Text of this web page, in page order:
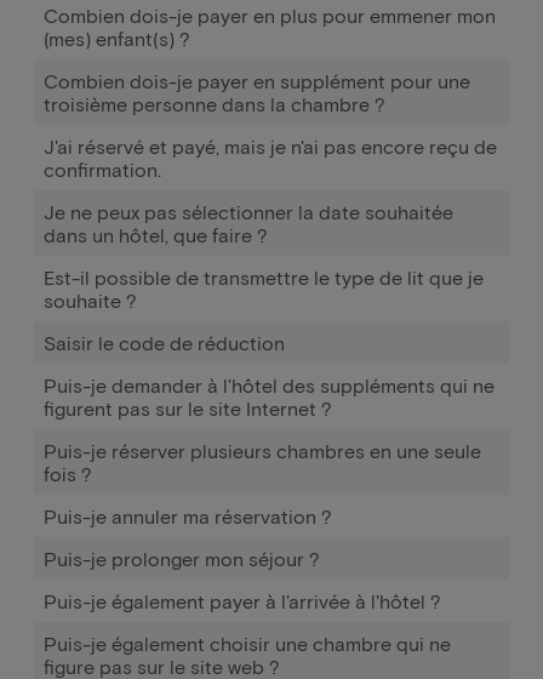
Combien dois-je payer en plus pour emmener mon
(mes) enfant(s) ?
Combien dois-je payer en supplément pour une
troisième personne dans la chambre ?
J'ai réservé et payé, mais je n'ai pas encore reçu de
confirmation.
Je ne peux pas sélectionner la date souhaitée
dans un hôtel, que faire ?
Est-il possible de transmettre le type de lit que je
souhaite ?
Saisir le code de réduction
Puis-je demander à l'hôtel des suppléments qui ne
figurent pas sur le site Internet ?
Puis-je réserver plusieurs chambres en une seule
fois ?
Puis-je annuler ma réservation ?
Puis-je prolonger mon séjour ?
Puis-je également payer à l'arrivée à l'hôtel ?
Puis-je également choisir une chambre qui ne
figure pas sur le site web ?